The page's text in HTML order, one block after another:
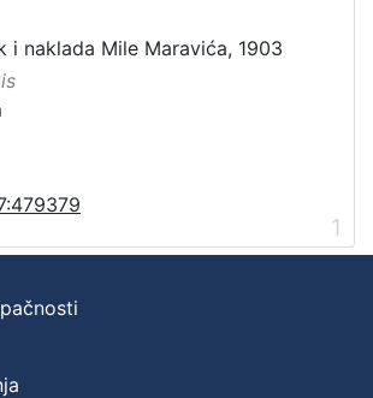
i naklada Mile Maravića, 1903
1